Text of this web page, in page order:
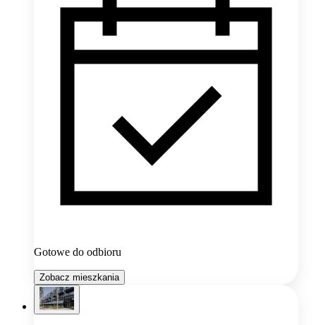
Gotowe do odbioru
Zobacz mieszkania